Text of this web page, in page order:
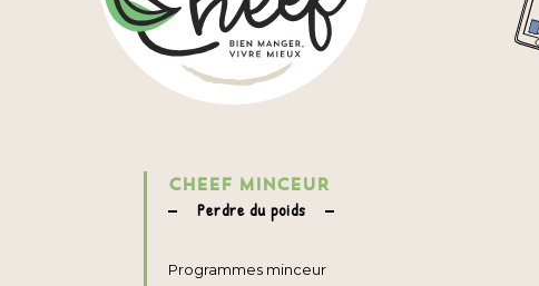
CHEEF MINCEUR
Perdre du poids
Programmes minceur